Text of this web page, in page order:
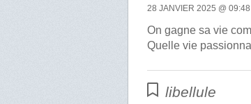
28 JANVIER 2025 @ 09:48
On gagne sa vie
Quelle vie
libellule